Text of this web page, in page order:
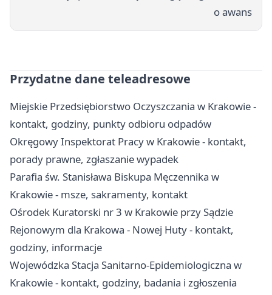
o awans
Przydatne dane teleadresowe
Miejskie Przedsiębiorstwo Oczyszczania w Krakowie -
kontakt, godziny, punkty odbioru odpadów
Okręgowy Inspektorat Pracy w Krakowie - kontakt,
porady prawne, zgłaszanie wypadek
Parafia św. Stanisława Biskupa Męczennika w
Krakowie - msze, sakramenty, kontakt
Ośrodek Kuratorski nr 3 w Krakowie przy Sądzie
Rejonowym dla Krakowa - Nowej Huty - kontakt,
godziny, informacje
Wojewódzka Stacja Sanitarno-Epidemiologiczna w
Krakowie - kontakt, godziny, badania i zgłoszenia